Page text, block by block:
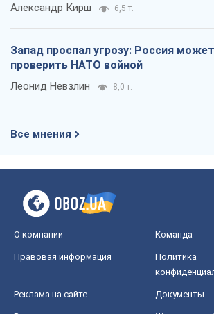
Александр Кирш 6,5 т.
Запад проспал угрозу: Россия может
проверить НАТО войной
Леонид Невзлин 8,0 т.
Все мнения
О компании Команда
Правовая информация
Политика
Реклама на сайте Документы